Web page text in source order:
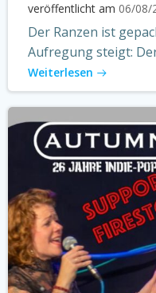
veröffentlicht am 06/08/
Der Ranzen ist
Aufregung steigt:
Weiterlesen